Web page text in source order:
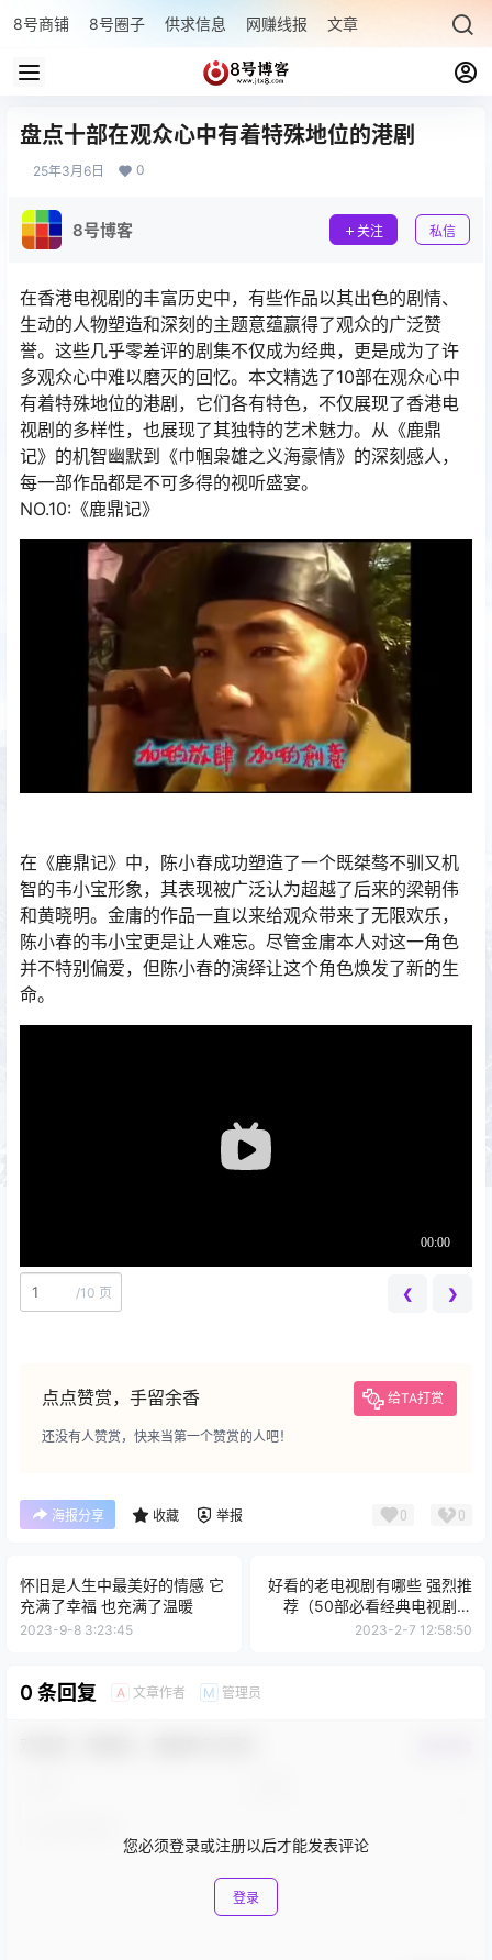
8号商铺 8号圈子 供求信息 网赚线报 文章专题 最新文章
盘点十部在观众心中有着特殊地位的港剧
25年3月6日 0
8号博客 关注 私信
在香港电视剧的丰富历史中，有些作品以其出色的剧情、
生动的人物塑造和深刻的主题意蕴赢得了观众的广泛赞
誉。这些几乎零差评的剧集不仅成为经典，更是成为了许
多观众心中难以磨灭的回忆。本文精选了10部在观众心中
有着特殊地位的港剧，它们各有特色，不仅展现了香港电
视剧的多样性，也展现了其独特的艺术魅力。从《鹿鼎
记》的机智幽默到《巾帼枭雄之义海豪情》的深刻感人，
每一部作品都是不可多得的视听盛宴。
NO.10:《鹿鼎记》
在《鹿鼎记》中，陈小春成功塑造了一个既桀骜不驯又机
智的韦小宝形象，其表现被广泛认为超越了后来的梁朝伟
和黄晓明。金庸的作品一直以来给观众带来了无限欢乐，
陈小春的韦小宝更是让人难忘。尽管金庸本人对这一角色
并不特别偏爱，但陈小春的演绎让这个角色焕发了新的生
命。
/10 页 ❮ ❯
点点赞赏，手留余香 给TA打赏
还没有人赞赏，快来当第一个赞赏的人吧！
海报分享 收藏 举报 0 0
怀旧是人生中最美好的情感 它
充满了幸福 也充满了温暖
2023-9-8 3:23:45
好看的老电视剧有哪些 强烈推
荐（50部必看经典电视剧大
全）
2023-2-7 12:58:50
0 条回复 A 文章作者 M 管理员
您必须登录或注册以后才能发表评论
登录